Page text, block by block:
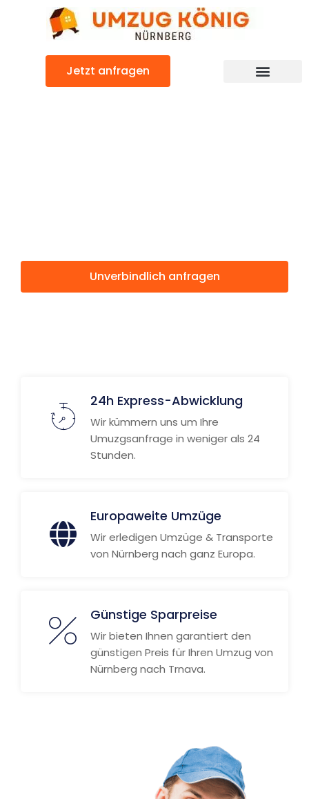
Jetzt anfragen
Unverbindlich anfragen
24h Express-Abwicklung
Wir kümmern uns um Ihre
Umuzgsanfrage in weniger als 24
Stunden.
Europaweite Umzüge
Wir erledigen Umzüge & Transporte
von Nürnberg nach ganz Europa.
Günstige Sparpreise
Wir bieten Ihnen garantiert den
günstigen Preis für Ihren Umzug von
Nürnberg nach Trnava.